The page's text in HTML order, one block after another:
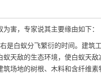
害，专家说其主要缘由如下：
是白蚁分飞繁衍的时间。建筑
天敌的生态环境，使白蚁天
场地的树根、木料和含纤维